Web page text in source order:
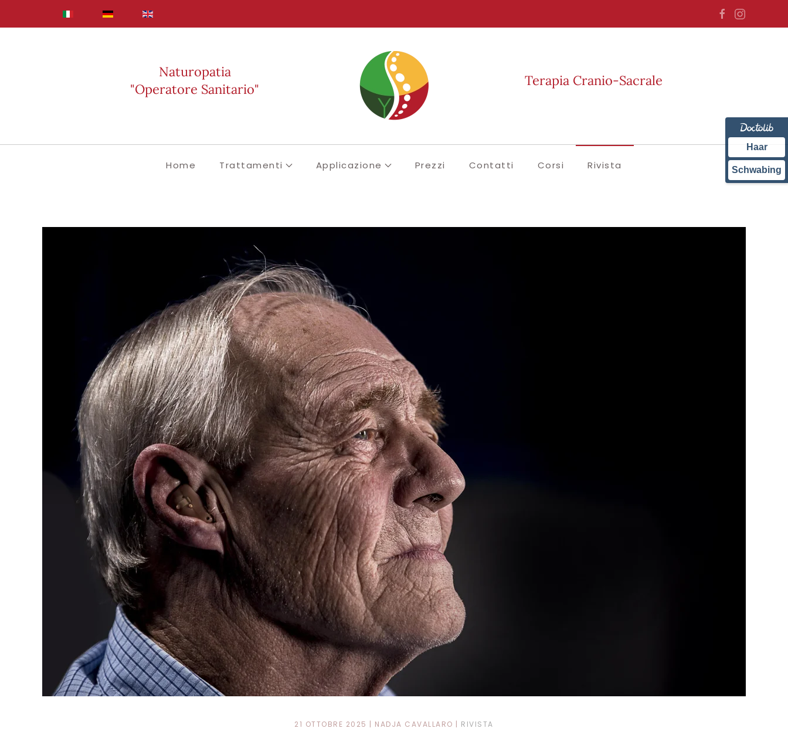
Naturopatia
"Operatore Sanitario"
Terapia Cranio-Sacrale
Home Trattamenti Applicazione Prezzi Contatti Corsi Rivista
21 OTTOBRE 2025 | NADJA CAVALLARO | RIVISTA
Haar
Schwabing